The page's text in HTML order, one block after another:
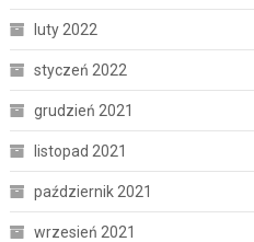
luty 2022
styczeń 2022
grudzień 2021
listopad 2021
październik 2021
wrzesień 2021